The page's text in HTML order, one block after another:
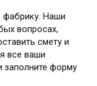
фабрику. Наши
вопросах,
смету и
все ваши
заполните форму